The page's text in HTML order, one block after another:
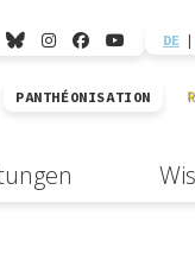
DE |
PANTHÉONISATION